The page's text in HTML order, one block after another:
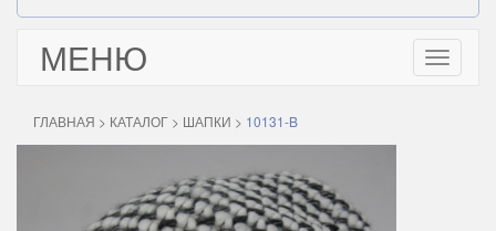
МЕНЮ
Toggle
ГЛАВНАЯ > КАТАЛОГ > ШАПКИ > 10131-B